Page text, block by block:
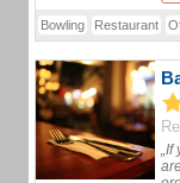
Bowling Restaurant
„If